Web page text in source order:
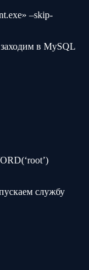
–skip-
в MySQL
службу